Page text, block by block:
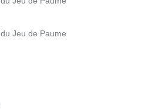
Jeu de Paume